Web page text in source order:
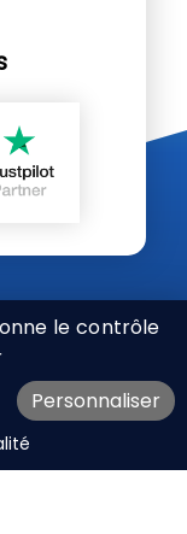
le contrôle
Personnaliser